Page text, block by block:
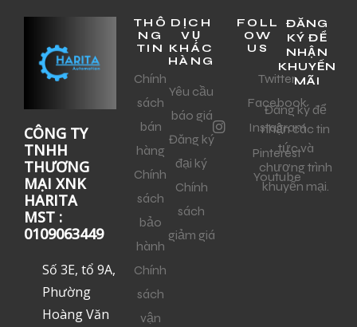
CÔNG TY
TNHH
THƯƠNG
MẠI XNK
HARITA
MST :
0109063449
Số 3E, tổ 9A,
Phường
Hoàng Văn
THÔ
NG
TIN
Chính
sách
bán
hàng
Chính
sách
bảo
hành
Chính
sách
vận
DỊCH
VỤ
KHÁC
HÀNG
Yêu cầu
báo giá
Đăng ký
đại ký
Chính
sách
giảm giá
FOLL
OW
US
Twitter
Facebook
Instagram
Pinterest
Youtube
ĐĂNG
KÝ ĐỂ
NHẬN
KHUYẾN
MÃI
Đăng ký để
nhận các tin
tức và
chương trình
khuyến mại.